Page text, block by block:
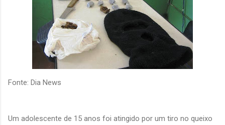
Fonte: Dia News
Um adolescente de 15 anos foi atingido por um tiro no queixo